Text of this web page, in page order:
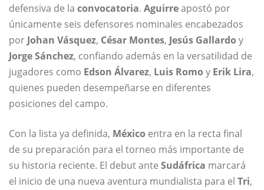
defensiva de la convocatoria. Aguirreapostó por
únicamente seis defensores nominales encabezados
por Johan Vásquez, César Montes, Jesús Gallardo y
Jorge Sánchez, confiando además en la versatilidad de
jugadores como Edson Álvarez, Luis Romo y Erik Lira,
quienes pueden desempeñarse en diferentes
posiciones del campo.
Con la lista ya definida, México entra en la recta final
de su preparación para el torneo más importante de
su historia reciente. El debut ante Sudáfrica marcará
el inicio de una nueva aventura mundialista para el Tri,